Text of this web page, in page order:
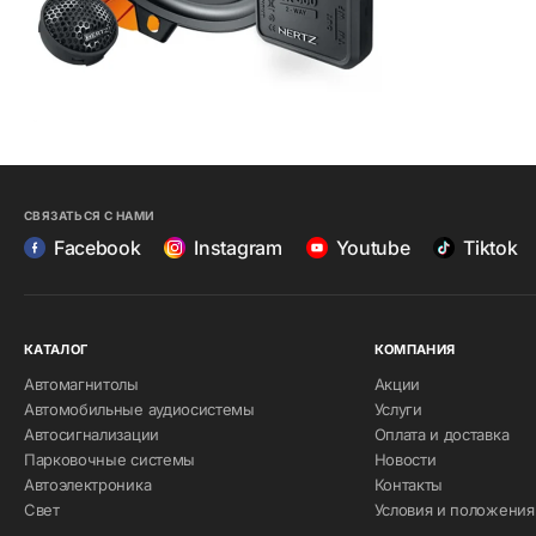
СВЯЗАТЬСЯ С НАМИ
Facebook Instagram Youtube Tiktok
КАТАЛОГ
Автомагнитолы
Автомобильные аудиосистемы
Автосигнализации
Парковочные системы
Автоэлектроника
Свет
КОМПАНИЯ
Акции
Услуги
Оплата и доставка
Новости
Контакты
Условия и положения